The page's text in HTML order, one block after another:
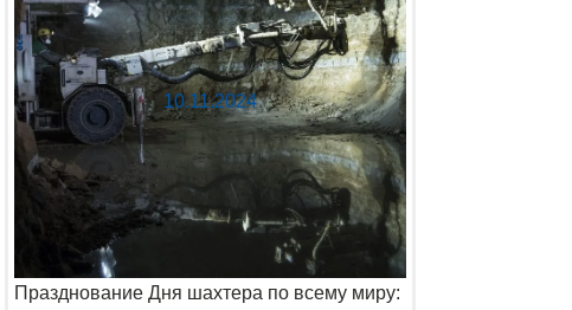
10.11.2024
Празднование Дня шахтера по всему миру: